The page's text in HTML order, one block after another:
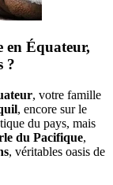
en Équateur,
?
, votre famille
, encore sur le
du pays, mais
du Pacifique,
, véritables oasis de